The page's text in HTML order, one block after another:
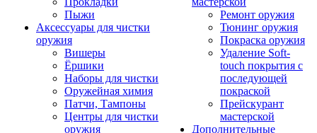
Пыжи
Аксессуары для чистки
оружия
Вишеры
Ёршики
Наборы для чистки
Оружейная химия
Патчи, Тампоны
Центры для чистки
оружия
Ремонт оружия
Тюнинг оружия
Покраска оружия
Удаление Soft-
touch покрытия с
последующей
покраской
Прейскурант
мастерской
Дополнительные